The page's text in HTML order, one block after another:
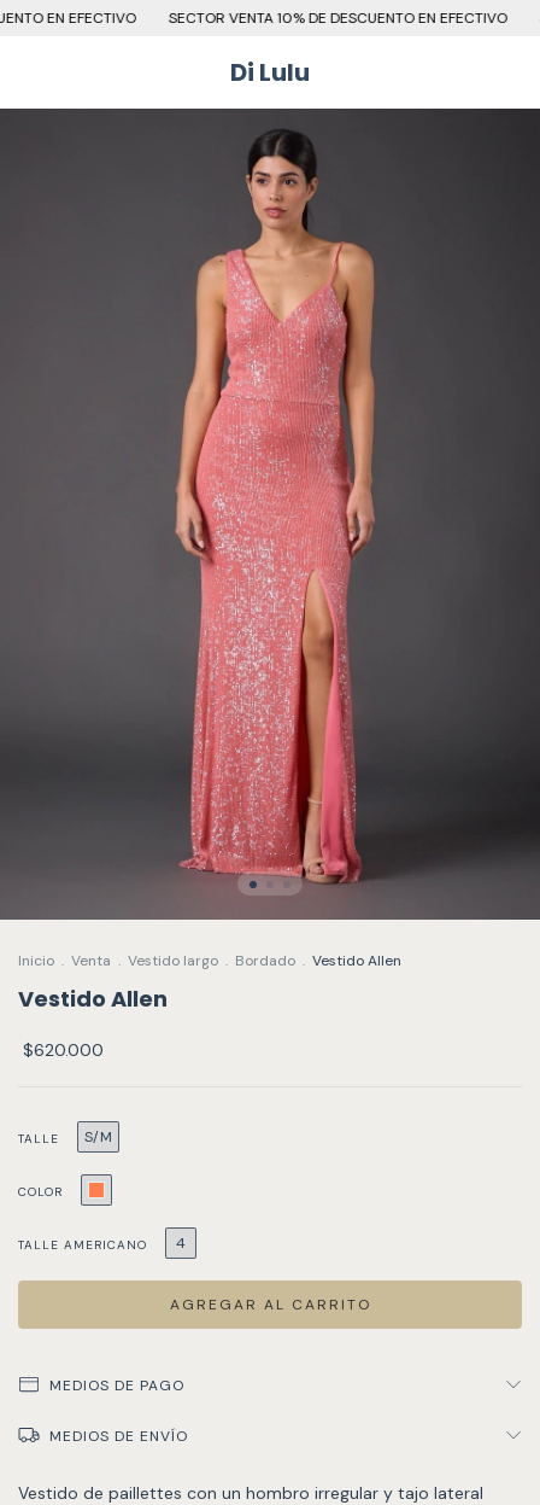
EN EFECTIVO SECTOR VENTA 10% DE DESCUENTO EN EFECTIVO
Di Lulu
Inicio . Venta . Vestido largo . Bordado . Vestido Allen
Vestido Allen
$620.000
TALLE S/M
COLOR
TALLE AMERICANO 4
MEDIOS DE PAGO
MEDIOS DE ENVÍO
Vestido de paillettes con un hombro irregular y tajo lateral